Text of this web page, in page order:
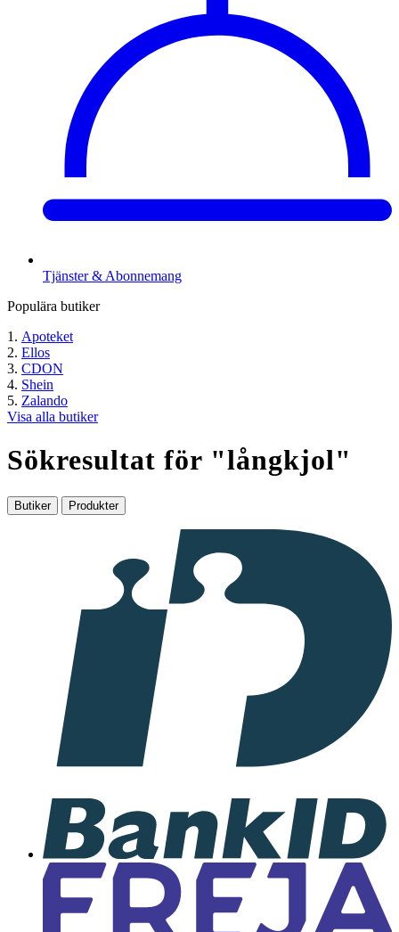
Tjänster & Abonnemang
Populära butiker
Apoteket
Ellos
CDON
Shein
Zalando
Visa alla butiker
Sökresultat för "långkjol"
Butiker Produkter